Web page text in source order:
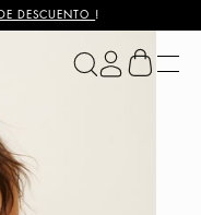
DESCUENTO !